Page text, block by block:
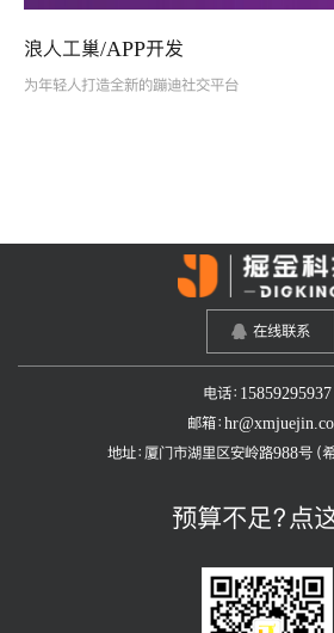
浪人工巢/APP开发
为年轻人打造全新的蹦迪社交平台
在线联系
电话：15859295937
邮箱：
地址：厦门市湖里区安岭路988号（
预算不足？点